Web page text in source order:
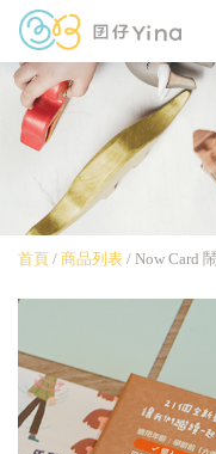
首頁 / 商品列表 / Now Card